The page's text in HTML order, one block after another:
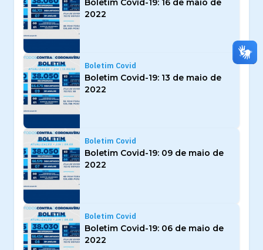
Boletim Covid-19: 16 de maio de
2022
Boletim Covid
Boletim Covid-19: 13 de maio de
2022
Boletim Covid
Boletim Covid-19: 09 de maio de
2022
Boletim Covid
Boletim Covid-19: 06 de maio de
2022